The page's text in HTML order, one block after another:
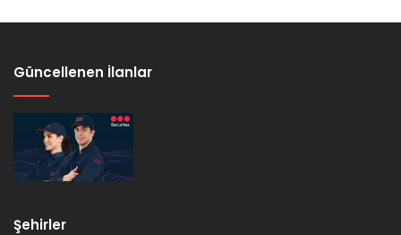
Güncellenen İlanlar
Şehirler